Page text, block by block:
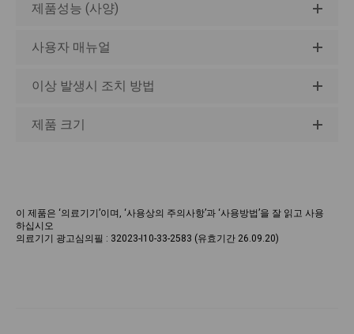
제품성능 (사양)
사용자 매뉴얼
이상 발생시 조치 방법
제품 크기
이 제품은 ‘의료기기’이며, ‘사용상의 주의사항’과 ‘사용방법’을 잘 읽고 사용
하십시오
의료기기 광고심의필 : 32023-I10-33-2583 (유효기간 26.09.20)